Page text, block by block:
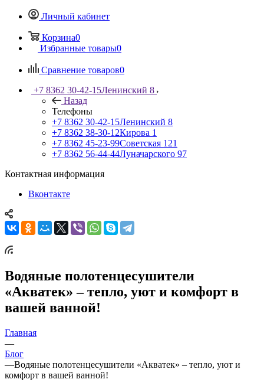
Личный кабинет
Корзина0
Избранные товары0
Сравнение товаров0
+7 8362 30-42-15Ленинский 8
Назад
Телефоны
+7 8362 30-42-15Ленинский 8
+7 8362 38-30-12Кирова 1
+7 8362 45-23-99Советская 121
+7 8362 56-44-44Луначарского 97
Контактная информация
Вконтакте
Водяные полотенцесушители
«Акватек» – тепло, уют и комфорт в
вашей ванной!
Главная
—
Блог
—Водяные полотенцесушители «Акватек» – тепло, уют и
комфорт в вашей ванной!